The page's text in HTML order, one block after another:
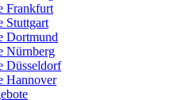
Frankfurt
Stuttgart
Dortmund
Nürnberg
Düsseldorf
Hannover